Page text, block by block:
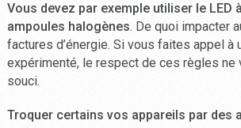
Vous devez par exemple utiliser le LED
ampoules halogènes. De quoi impacter
factures d’énergie. Si vous faites appel à
expérimenté, le respect de ces règles ne
souci.
Troquer certains vos appareils par des